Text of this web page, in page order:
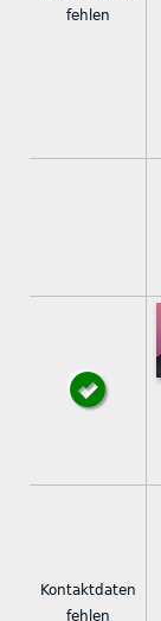
fehlen
Kontaktdaten
fehlen